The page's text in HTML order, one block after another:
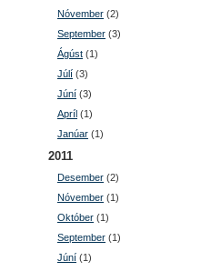
Nóvember (2)
September (3)
Ágúst (1)
Júlí (3)
Júní (3)
Apríl (1)
Janúar (1)
2011
Desember (2)
Nóvember (1)
Október (1)
September (1)
Júní (1)